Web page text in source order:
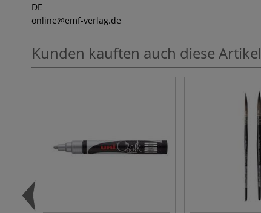
DE
online@emf-verlag.de
Kunden kauften auch diese Artikel